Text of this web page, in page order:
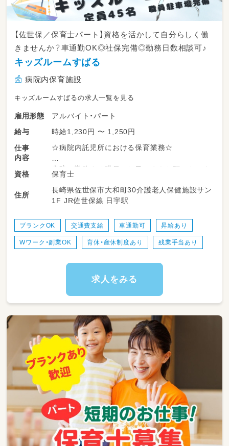
【佐世保／保育士パート】資格を活かして自分らしく働
きませんか？車通勤OK◎社保完備◎勤務日数相談可♪
キッズルームすばる
病院内保育施設
キッズルームすばるの求人一覧を見る
雇用形態
アルバイト・パート
給与
時給1,230円 〜 1,250円
仕事
内容
☆病院内託児所における保育業務☆
病院に勤務する職員のお子さまをお預かりしま
す。
＜１日の流れ＞
１０：００～／自由遊び（体操、絵本、公園へのお
出かけ、サントレなど）
１１：３０～／お昼の時間（お弁当給食）
１５：００～／おやつタイム、自由遊び
～１８：００／お迎え
・乳幼児の保育
・食事の配膳準備/片付け
・お昼寝チェック
・行事、製作の準備の補助 など
定員：45名
対象年齢：0歳児～未就学児まで
☆病児保育に興味のある方は利用があった際
そちらのご勤務をいただく事が可能です。
資格 保育士
住所
長崎県佐世保市大和町30介護老人保健施設サン
1F JR佐世保線 日宇駅
ブランクOK 交通費支給 車通勤可 昇給あり
Wワーク・副業OK 育休・産休制度あり 残業手当あり
求人をみる